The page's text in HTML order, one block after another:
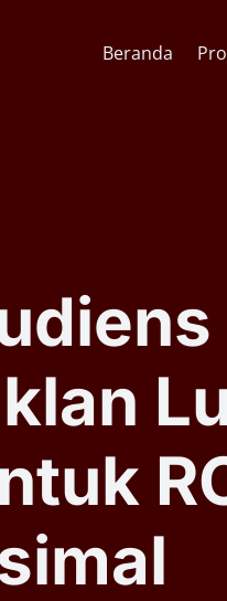
Beranda
Video AI